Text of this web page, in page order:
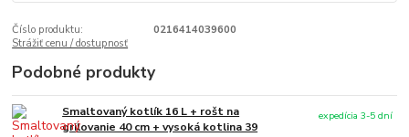
Číslo produktu:
0216414039600
Strážiť cenu / dostupnosť
Podobné produkty
Smaltovaný kotlík 16 L + rošt na
grilovanie 40 cm + vysoká kotlina 39
expedícia 3-5 dní